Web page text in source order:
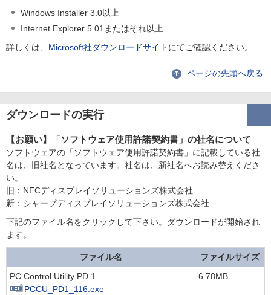
Windows Installer 3.0以上
Internet Explorer 5.01またはそれ以上
詳しくは、 Microsoft社ダウンロードサイト にてご確認ください。
ページの先頭へ戻る
ダウンロードの実行
【お願い】「ソフトウェア使用許諾契約書」の社名について
ソフトウェアの「ソフトウェア使用許諾契約書」に記載している社
名は、旧社名となっています。社名は、新社名へお読み替えくださ
い。
旧：NECディスプレイソリューションズ株式会社
新：シャープディスプレイソリューションズ株式会社
下記のファイル名をクリックして下さい。ダウンロードが開始され
ます。
ファイル名
ファイルサイズ
PC Control Utility PD 1
PCCU_PD1_116.exe
6.78MB